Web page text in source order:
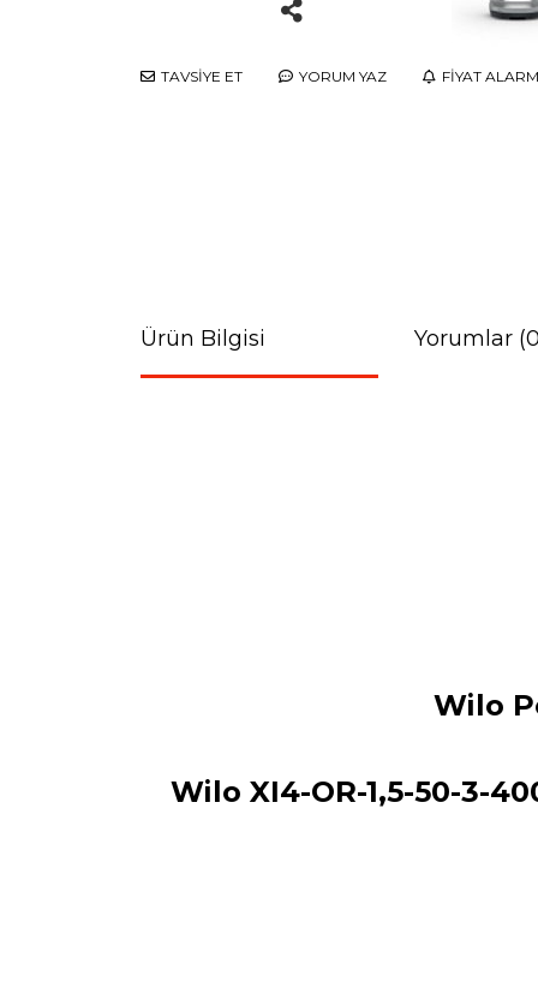
TAVSİYE ET YORUM YAZ FİYAT
Ürün Bilgisi Yorumlar
Wilo
Wilo XI4-OR-1,5-50-3-